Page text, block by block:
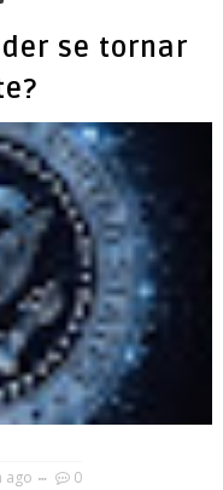
se tornar
ago 0